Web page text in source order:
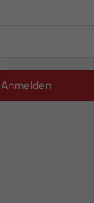
Anmelden